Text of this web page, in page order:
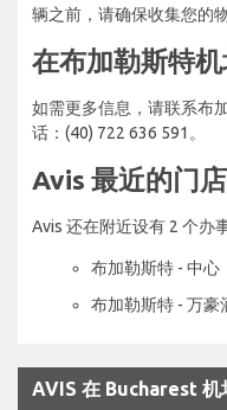
辆之前，请确保收集您的物
在布加勒斯特
如需更多信息，请联系布
话：(40) 722 636 591。
Avis 最近的门店
Avis 还在附近设有 2 个办
布加勒斯特 - 中心
布加勒斯特 - 万豪
AVIS 在 Bucharest 机